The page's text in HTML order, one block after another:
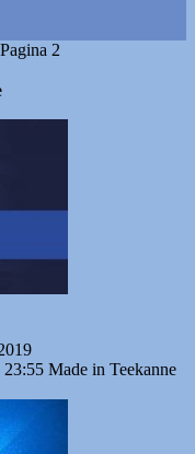
Pagina 2
Made in Teekanne